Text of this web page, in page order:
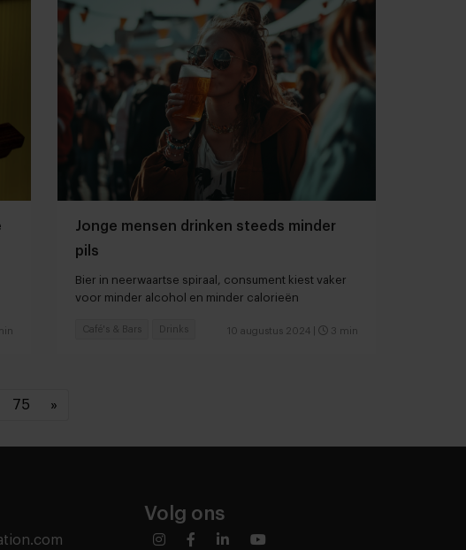
Jonge mensen drinken steeds minder
pils
Bier in neerwaartse spiraal, consument kiest vaker
voor minder alcohol en minder calorieën
10 augustus 2024 3 min
Café's & Bars Drinks
75 »
Volg ons